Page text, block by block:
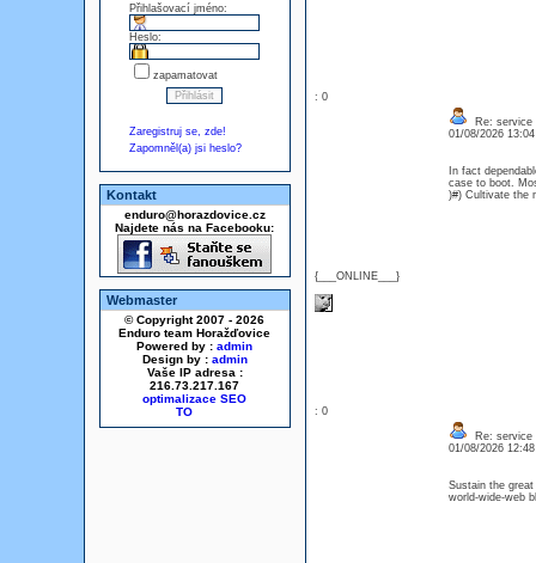
Přihlašovací jméno:
Heslo:
zapamatovat
Zaregistruj se, zde!
Zapomněl(a) jsi heslo?
Kontakt
enduro@horazdovice.cz
Najdete nás na Facebooku:
Webmaster
© Copyright 2007 - 2026
Enduro team Horažďovice
Powered by : admin
Design by : admin
Vaše IP adresa :
216.73.217.167
optimalizace SEO
: 0
{___ONLINE___}
Re: service
01/08/2026
In fact
case to boot.
)#) Cultivate
: 0
Re: service
01/08/2026
Sustain the
world-wide-web